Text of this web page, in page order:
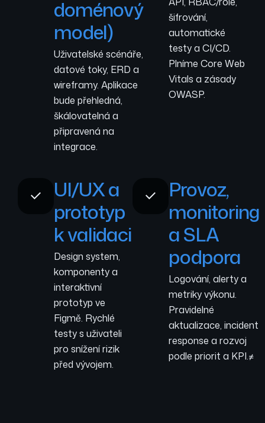
doménový
model)
Uživatelské scénáře,
datové toky, ERD a
wireframy. Aplikace
bude přehledná,
škálovatelná a
připravená na
integrace.
šifrování,
automatické
testy a CI/CD.
Plníme Core Web
Vitals a zásady
OWASP.
UI/UX a
prototyp
k validaci
Design system,
komponenty a
interaktivní
prototyp ve
Figmě. Rychlé
testy s uživateli
pro snížení rizik
před vývojem.
Provoz,
monitoring
a SLA
podpora
Logování, alerty a
metriky výkonu.
Pravidelné
aktualizace, incident
response a rozvoj
podle priorit a KPI.≠